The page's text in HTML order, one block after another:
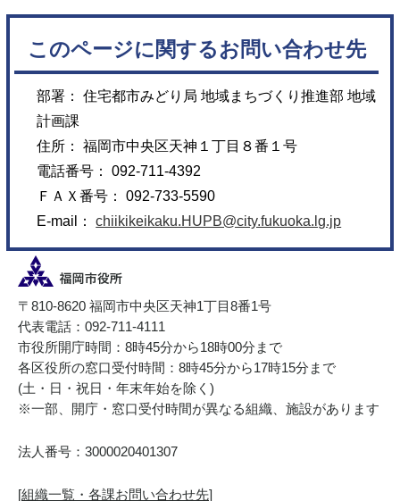
このページに関するお問い合わせ先
部署： 住宅都市みどり局 地域まちづくり推進部 地域
計画課
住所： 福岡市中央区天神１丁目８番１号
電話番号： 092-711-4392
ＦＡＸ番号： 092-733-5590
E-mail：chiikikeikaku.HUPB@city.fukuoka.lg.jp
〒810-8620 福岡市中央区天神1丁目8番1号
代表電話：092-711-4111
市役所開庁時間：8時45分から18時00分まで
各区役所の窓口受付時間：8時45分から17時15分まで
(土・日・祝日・年末年始を除く)
※一部、開庁・窓口受付時間が異なる組織、施設があります
法人番号：3000020401307
[組織一覧・各課お問い合わせ先]